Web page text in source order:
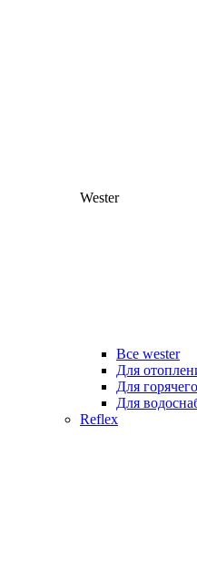
Wester
Все wester
Для
Для
Для
Reflex